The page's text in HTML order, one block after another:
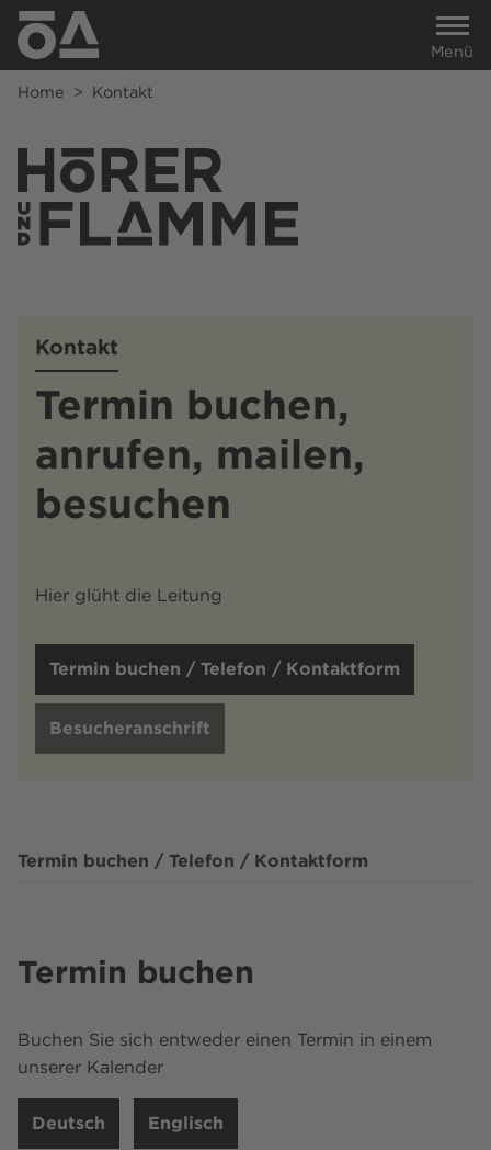
Menü
Home > Kontakt
Kontakt
Termin buchen,
anrufen, mailen,
besuchen
Hier glüht die Leitung
Termin buchen / Telefon / Kontaktform
Besucheranschrift
Termin buchen / Telefon / Kontaktform
Termin buchen
Buchen Sie sich entweder einen Termin in einem
unserer Kalender
Deutsch Englisch